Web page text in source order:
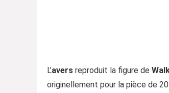
L’avers reproduit la figure de
originellement pour la pièce de